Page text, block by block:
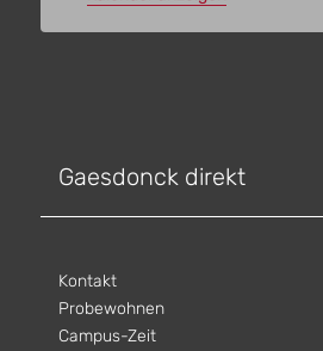
Gaesdonck direkt
Kontakt
Probewohnen
Campus-Zeit